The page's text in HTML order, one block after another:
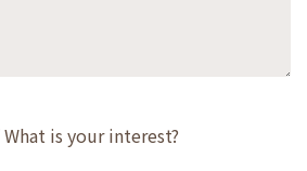
What is your interest?